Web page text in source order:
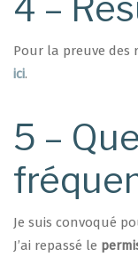
Pour la preuve des
ici.
5 –
Je suis convoqué
J’ai repassé le